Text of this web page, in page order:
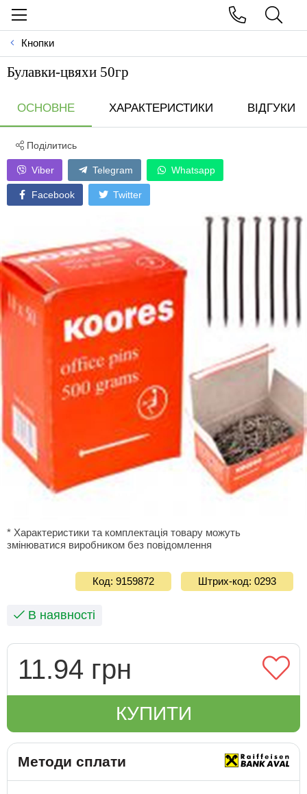
Кнопки
Булавки-цвяхи 50гр
ОСНОВНЕ ХАРАКТЕРИСТИКИ ВІДГУКИ
Поділитись
Viber Telegram Whatsapp
Facebook Twitter
* Характеристики та комплектація товару можуть
змінюватися виробником без повідомлення
Код: 9159872 Штрих-код: 0293
В наявності
11.94 грн
КУПИТИ
Методи сплати